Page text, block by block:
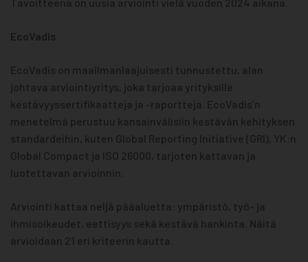
EcoVadis
EcoVadis on maailmanlaajuisesti tunnustettu, alan
johtava arviointiyritys, joka tarjoaa yrityksille
kestävyyssertifikaatteja ja -raportteja. EcoVadis’n
menetelmä perustuu kansainvälisiin kestävän kehityksen
standardeihin, kuten Global Reporting Initiative (GRI), YK:n
Global Compact ja ISO 26000, tarjoten kattavan ja
luotettavan arvioinnin.
Arviointi kattaa neljä pääaluetta: ympäristö, työ- ja
ihmisoikeudet, eettisyys sekä kestävä hankinta. Näitä
arvioidaan 21 eri kriteerin kautta.